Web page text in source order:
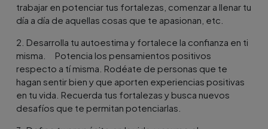
trabajar en potenciar tus fortalezas, comenzar a llenar tu
día a día de aquellas cosas que te apasionan, etc.
2. Desarrolla tu autoestima y fortalece la confianza en ti
misma. Potencia los pensamientos positivos
respecto a tí misma. Rodéate de personas que te
hagan sentir bien y que aporten experiencias positivas
en tu vida. Recuerda tus fortalezas y busca nuevos
desafíos que te permitan potenciarlas.